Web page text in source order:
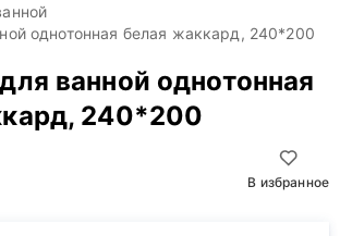
однотонная белая жаккард, 240*200
ванной однотонная
240*200
В избранное